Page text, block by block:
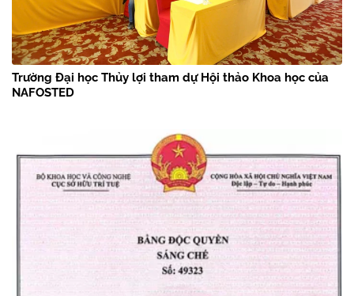
Trường Đại học Thủy lợi tham dự Hội thảo Khoa học của
NAFOSTED